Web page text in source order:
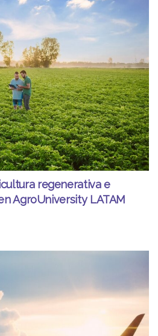
regenerativa e
AgroUniversity LATAM